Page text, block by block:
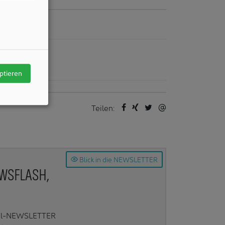
Autors
Teilen:
Blick in die NEWSLETTER